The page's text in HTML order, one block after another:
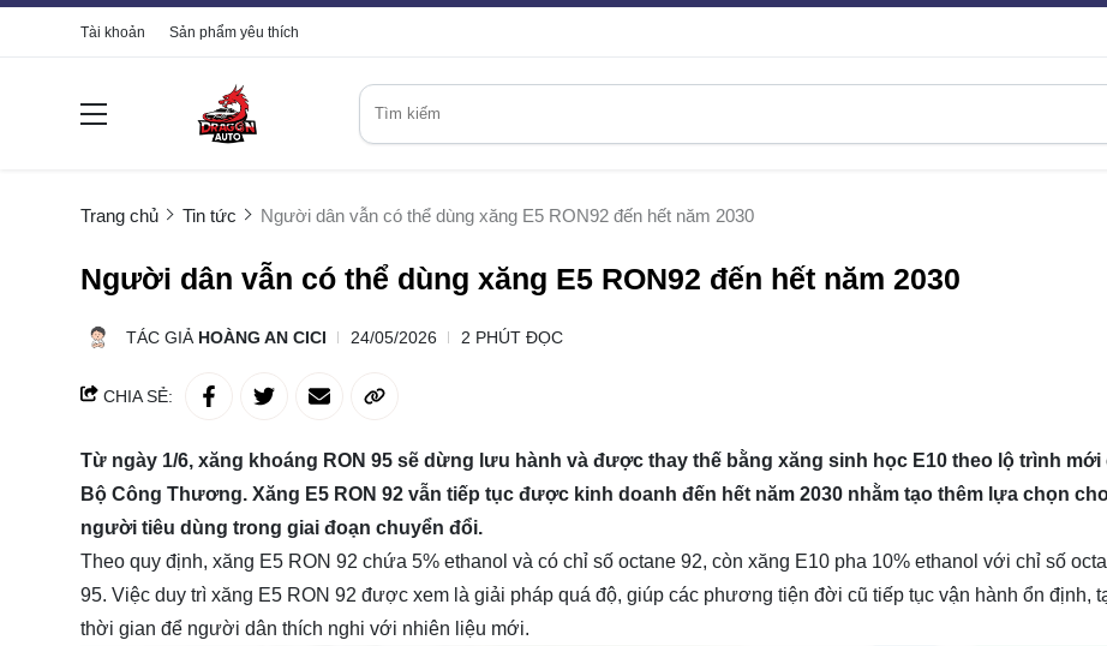
Tài khoản Sản phẩm yêu thích
Trang chủ Tin tức Người dân vẫn có thể dùng xăng E5 RON92 đến hết năm 2030
Người dân vẫn có thể dùng xăng E5 RON92 đến hết năm 2030
TÁC GIẢ HOÀNG AN CICI 24/05/2026 2 PHÚT ĐỌC
CHIA SẺ:
Từ ngày 1/6, xăng khoáng RON 95 sẽ dừng lưu hành và được thay thế bằng xăng sinh học E10 theo lộ trình mới
Bộ Công Thương. Xăng E5 RON 92 vẫn tiếp tục được kinh doanh đến hết năm 2030 nhằm tạo thêm lựa chọn
người tiêu dùng trong giai đoạn chuyển đổi.
Theo quy định, xăng E5 RON 92 chứa 5% ethanol và có chỉ số octane 92, còn xăng E10 pha 10% ethanol với chỉ số
95. Việc duy trì xăng E5 RON 92 được xem là giải pháp quá độ, giúp các phương tiện đời cũ tiếp tục vận hành ổn định,
thời gian để người dân thích nghi với nhiên liệu mới.